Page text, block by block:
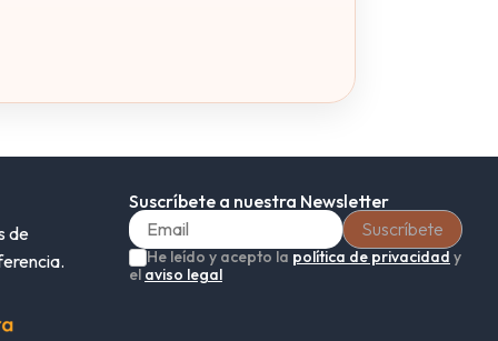
de
Suscríbete a nuestra Newsletter
He leído y acepto la política de privacidad y
el aviso legal